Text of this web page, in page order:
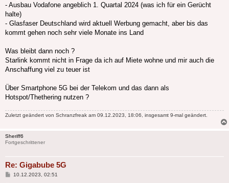
- Ausbau Vodafone angeblich 1. Quartal 2024 (was ich für ein Gerücht
halte)
- Glasfaser Deutschland wird aktuell Werbung gemacht, aber bis das
kommt gehen noch sehr viele Monate ins Land
Was bleibt dann noch ?
Starlink kommt nicht in Frage da ich auf Miete wohne und mir auch die
Anschaffung viel zu teuer ist
Über Smartphone 5G bei der Telekom und das dann als
Hotspot/Thethering nutzen ?
Zuletzt geändert von Schranzfreak am 09.12.2023, 18:06, insgesamt 9-mal geändert.
Sheriff6
Fortgeschrittener
Re: Gigabube 5G
Beitrag
10.12.2023, 02:51